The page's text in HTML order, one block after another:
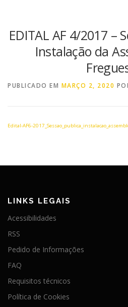
EDITAL AF 4/2017 –
Instalação da
PUBLICADO EM MARÇO 2, 2020
Edital-AF6-
LINKS LEGAIS
Acessibilidades
RSS
Pedido de Informações
FAQ
Requisitos técnicos
Política de Cookies